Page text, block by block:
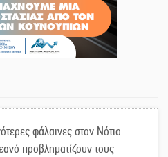
φάλαινες στον Νότιο
προβληματίζουν τους